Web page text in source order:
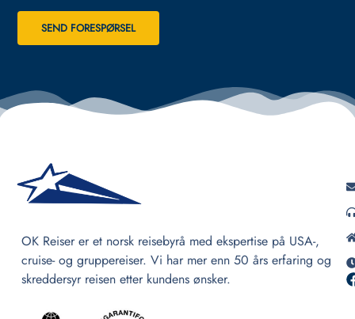
SEND FORESPØRSEL
OK Reiser er et norsk reisebyrå med ekspertise på USA-,
cruise- og gruppereiser. Vi har mer enn 50 års erfaring og
skreddersyr reisen etter kundens ønsker.